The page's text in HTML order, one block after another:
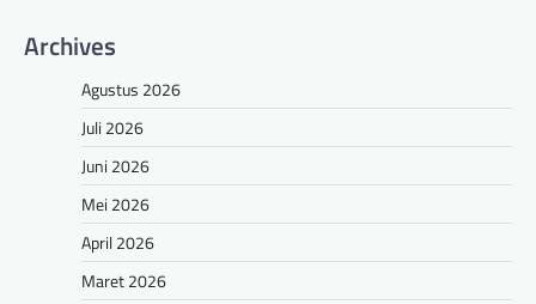
Archives
Agustus 2026
Juli 2026
Juni 2026
Mei 2026
April 2026
Maret 2026